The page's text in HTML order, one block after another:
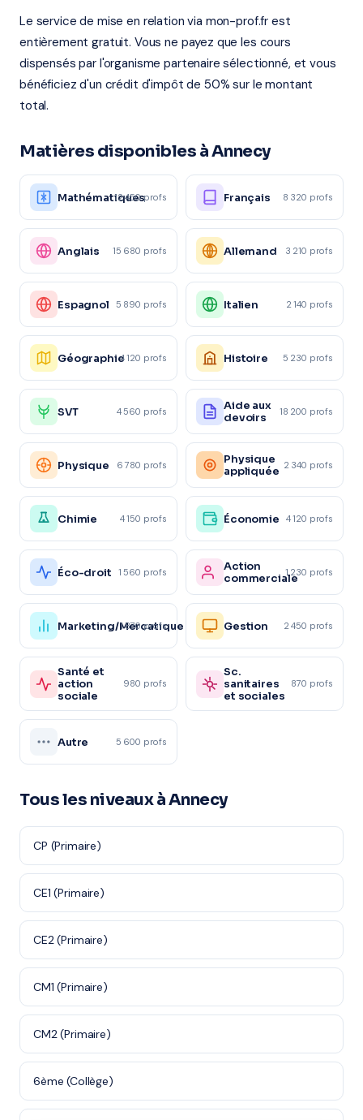
Le service de mise en relation via mon-prof.fr est
entièrement gratuit. Vous ne payez que les cours
dispensés par l'organisme partenaire sélectionné, et vous
bénéficiez d'un crédit d'impôt de 50% sur le montant
total.
Matières disponibles à Annecy
Mathématiques
12 450 profs Français 8 320 profs
Anglais 15 680 profs Allemand 3 210 profs
Espagnol 5 890 profs Italien 2 140 profs
Géographie4 120 profs Histoire 5 230 profs
SVT 4 560 profs
Aide aux
devoirs
18 200 profs
Physique 6 780 profs
Physique
appliquée 2 340 profs
Chimie 4 150 profs Économie 4 120 profs
Éco-droit 1 560 profs
Action
commerciale1 230 profs
Marketing/Mercatique
1 870 profs Gestion 2 450 profs
Santé et
action
sociale
980 profs
Sc.
sanitaires
et sociales
870 profs
Autre 5 600 profs
Tous les niveaux à Annecy
CP (Primaire)
CE1 (Primaire)
CE2 (Primaire)
CM1 (Primaire)
CM2 (Primaire)
6ème (Collège)